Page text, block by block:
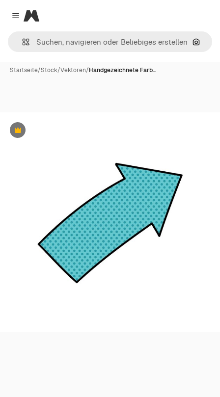
Close menu
Magnific
Nach
Startseite/Stock/Vektoren/Handgezeichnete Farb…
Premium